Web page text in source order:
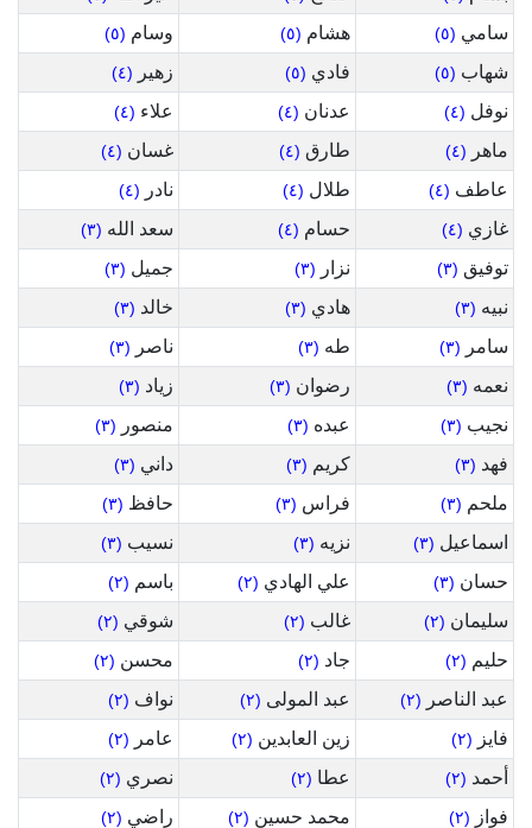
سامي (٥) هشام (٥) وسام (٥)
شهاب (٥) فادي (٥) زهير (٤)
نوفل (٤) عدنان (٤) علاء (٤)
ماهر (٤) طارق (٤) غسان (٤)
عاطف (٤) طلال (٤) نادر (٤)
غازي (٤) حسام (٤) سعد الله (٣)
توفيق (٣) نزار (٣) جميل (٣)
نبيه (٣) هادي (٣) خالد (٣)
سامر (٣) طه (٣) ناصر (٣)
نعمه (٣) رضوان (٣) زياد (٣)
نجيب (٣) عبده (٣) منصور (٣)
فهد (٣) كريم (٣) داني (٣)
ملحم (٣) فراس (٣) حافظ (٣)
اسماعيل (٣) نزيه (٣) نسيب (٣)
حسان (٣) علي الهادي (٢) باسم (٢)
سليمان (٢) غالب (٢) شوقي (٢)
حليم (٢) جاد (٢) محسن (٢)
عبد الناصر (٢) عبد المولى (٢) نواف (٢)
فايز (٢) زين العابدين (٢) عامر (٢)
أحمد (٢) عطا (٢) نصري (٢)
فواز (٢) محمد حسين (٢) راضي (٢)